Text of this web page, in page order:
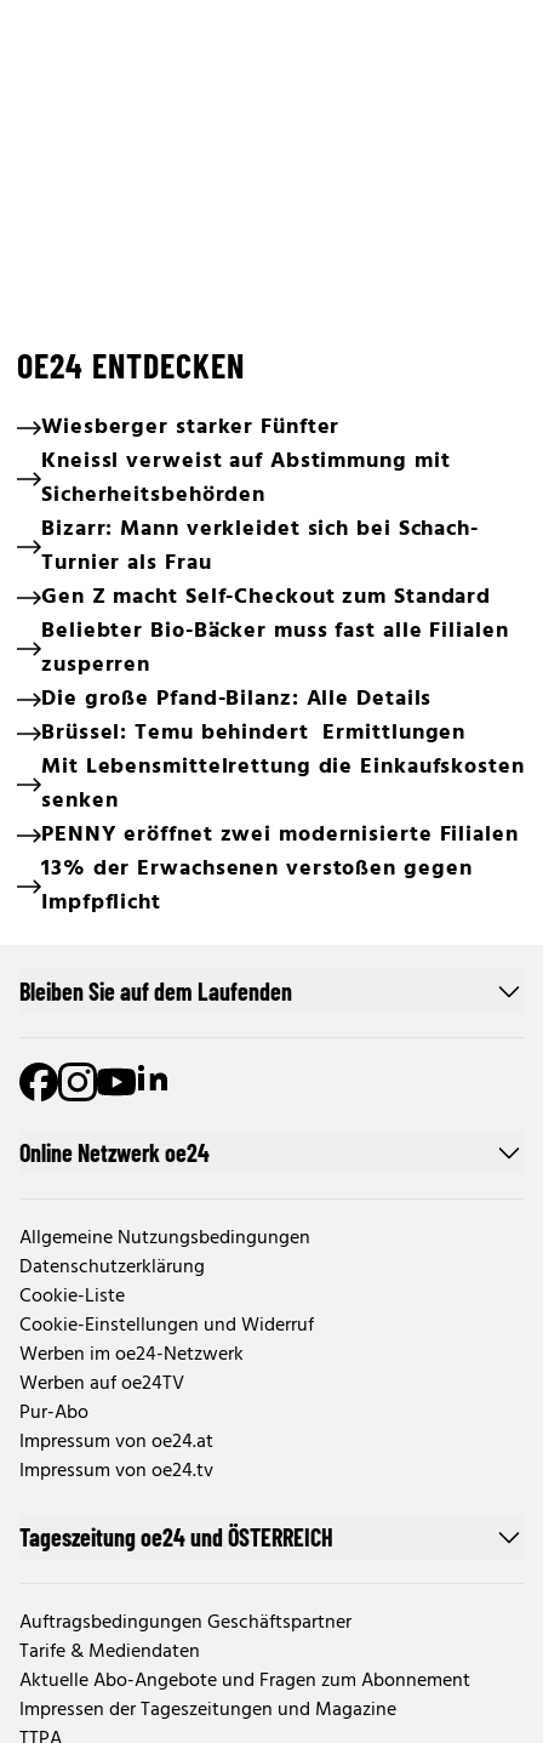
OE24 ENTDECKEN
Wiesberger starker Fünfter
Kneissl verweist auf Abstimmung mit
Sicherheitsbehörden
Bizarr: Mann verkleidet sich bei Schach-
Turnier als Frau
Gen Z macht Self-Checkout zum Standard
Beliebter Bio-Bäcker muss fast alle Filialen
zusperren
Die große Pfand-Bilanz: Alle Details
Brüssel: Temu behindert Ermittlungen
Mit Lebensmittelrettung die Einkaufskosten
senken
PENNY eröffnet zwei modernisierte Filialen
13% der Erwachsenen verstoßen gegen
Impfpflicht
Online Netzwerk oe24
Allgemeine Nutzungsbedingungen
Datenschutzerklärung
Cookie-Liste
Cookie-Einstellungen und Widerruf
Werben im oe24-Netzwerk
Werben auf oe24TV
Pur-Abo
Impressum von oe24.at
Impressum von oe24.tv
Tageszeitung oe24 und ÖSTERREICH
Auftragsbedingungen Geschäftspartner
Tarife & Mediendaten
Aktuelle Abo-Angebote und Fragen zum Abonnement
Impressen der Tageszeitungen und Magazine
Bleiben Sie auf dem Laufenden